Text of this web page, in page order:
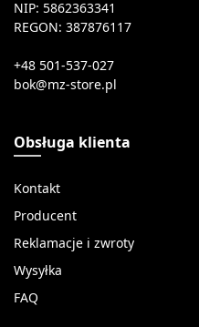
NIP: 5862363341
REGON: 387876117
+48 501-537-027
Obsługa klienta
Kontakt
Producent
Reklamacje i zwroty
Wysyłka
FAQ